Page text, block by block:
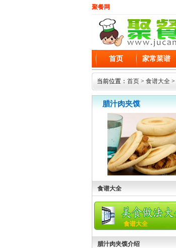
聚餐网
首页 家常菜谱
当前位置： 首页 > 食谱大全 >
腊汁肉夹馍
食谱大全
食谱大全
腊汁肉夹馍介绍